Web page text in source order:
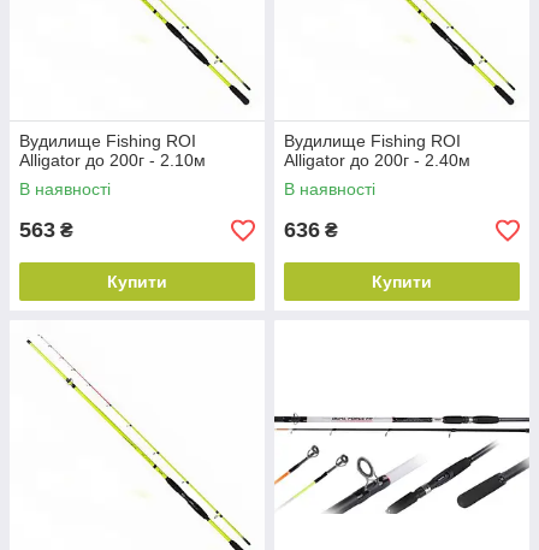
Вудилище Fishing ROI
Alligator до 200г - 2.10м
В наявності
563 ₴
Купити
Вудилище Fishing ROI
Alligator до 200г - 2.40м
В наявності
636 ₴
Купити